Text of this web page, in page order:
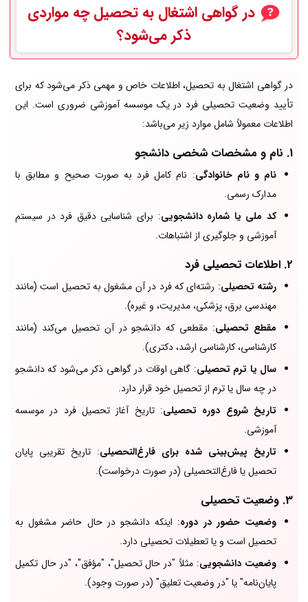
در گواهی اشتغال به تحصیلچه مواردی
ذکر می‌شود؟
در گواهی اشتغال به تحصیل، اطلاعات خاص و مهمی ذکر می‌شود که برای
تأیید وضعیت تحصیلی فرد در یک موسسه آموزشی ضروری است. این
اطلاعات معمولاً شامل موارد زیر می‌باشد:
1. نام و مشخصات شخصی دانشجو
نام و نام خانوادگی: نام کامل فرد به صورت صحیح و مطابق با
مدارک رسمی.
کد ملی یا شماره دانشجویی: برای شناسایی دقیق فرد در سیستم
آموزشی و جلوگیری از اشتباهات.
2. اطلاعات تحصیلی فرد
رشته تحصیلی: رشته‌ای که فرد در آن مشغول به تحصیل است (مانند
مهندسی برق، پزشکی، مدیریت، و غیره).
مقطع تحصیلی: مقطعی که دانشجو در آن تحصیل می‌کند (مانند
کارشناسی، کارشناسی ارشد، دکتری).
سال یا ترم تحصیلی: گاهی اوقات در گواهی ذکر می‌شود که دانشجو
در چه سال یا ترم از تحصیل خود قرار دارد.
تاریخ شروع دوره تحصیلی: تاریخ آغاز تحصیل فرد در موسسه
آموزشی.
تاریخ پیش‌بینی شده برای فارغ‌التحصیلی: تاریخ تقریبی پایان
تحصیل یا فارغ‌التحصیلی (در صورت درخواست).
3. وضعیت تحصیلی
وضعیت حضور در دوره: اینکه دانشجو در حال حاضر مشغول به
تحصیل است و یا تعطیلات تحصیلی دارد.
وضعیت دانشجویی: مثلاً "در حال تحصیل"، "مؤفق"، "در حال تکمیل
پایان‌نامه" یا "در وضعیت تعلیق" (در صورت وجود).